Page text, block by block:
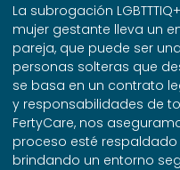
La subrogación
mujer gestante lleva un
pareja, que puede ser
personas solteras que
se basa en un contrato
y responsabilidades de
FertyCare, nos
proceso esté
brindando un entorno